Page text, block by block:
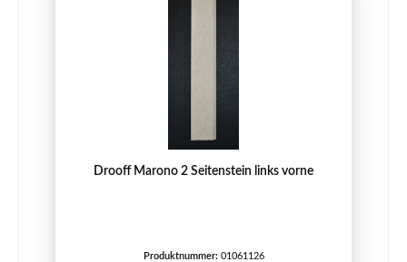
Drooff Marono 2 Seitenstein links vorne
Produktnummer: 01061126